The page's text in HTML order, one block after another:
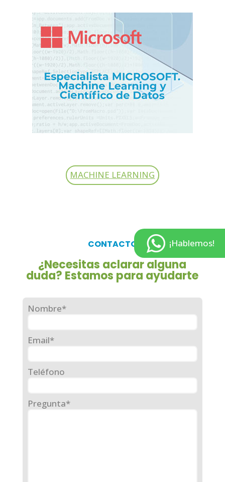
MACHINE LEARNING
CONTACTO
¿Necesitas aclarar alguna
duda? Estamos para ayudarte
Nombre*
Email*
Teléfono
Pregunta*
¡Hablemos!